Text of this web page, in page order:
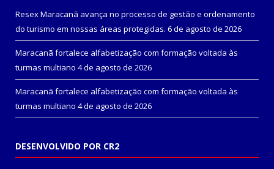
Resex Maracanã avança no processo de gestão e ordenamento
do turismo em nossas áreas protegidas. 6 de agosto de 2026
Maracanã fortalece alfabetização com formação voltada às
turmas multiano 4 de agosto de 2026
Maracanã fortalece alfabetização com formação voltada às
turmas multiano 4 de agosto de 2026
DESENVOLVIDO POR CR2